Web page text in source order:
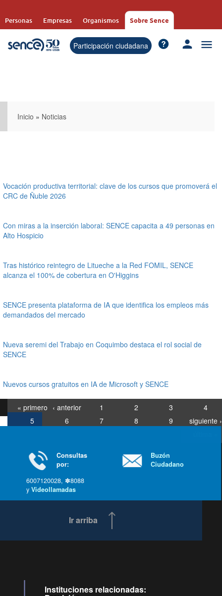
contenido
Personas Empresas Organismos Sobre Sence
Participación ciudadana
Inicio » Noticias
Vocación productiva territorial: clave de los cursos que promoverá el
CRC de Ñuble 2026
Con miras a la inserción laboral: SENCE capacita a 49 personas en
Alto Hospicio
Tras histórico reintegro de Litueche a la Red FOMIL, SENCE
alcanza el 100% de cobertura en O'Higgins
SENCE presenta plataforma de IA que identifica los empleos más
demandados del mercado
Nueva seremi del Trabajo en Coquimbo destaca el rol social de
SENCE
Nuevos cursos gratuitos en IA de Microsoft y SENCE
« primero ‹ anterior 1 2 3
4
5
6 7 8 9
siguiente ›
Consultas
por:
6007120028, ✽8088
yVideollamadas
Buzón
Ciudadano
Ir arriba
Instituciones relacionadas: